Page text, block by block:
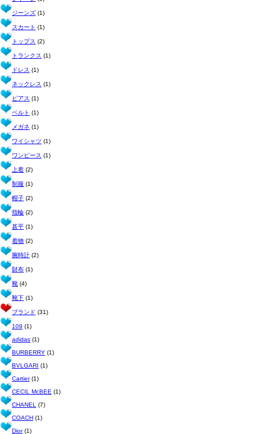
ジーンズ (1)
スカート (1)
トップス (2)
トランクス (1)
ドレス (1)
ネックレス (1)
ピアス (1)
ベルト (1)
メガネ (1)
ワイシャツ (1)
ワンピース (1)
上着 (2)
制服 (1)
帽子 (2)
指輪 (2)
甚平 (1)
着物 (2)
腕時計 (2)
財布 (1)
靴 (4)
靴下 (1)
ブランド (31)
109 (1)
adidas (1)
BURBERRY (1)
BVLGARI (1)
Cartier(1)
CECIL McBEE (1)
CHANEL
(7)
COACH (1)
Dior(1)